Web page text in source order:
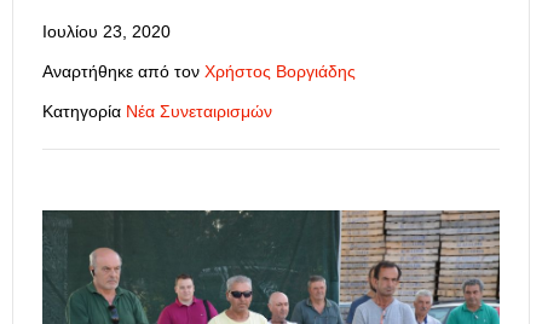
Ιουλίου 23, 2020
Αναρτήθηκε από τον Χρήστος Βοργιάδης
Κατηγορία Νέα Συνεταιρισμών